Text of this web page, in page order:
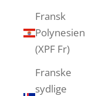
Fransk
Polynesien
(XPF Fr)
Franske
sydlige